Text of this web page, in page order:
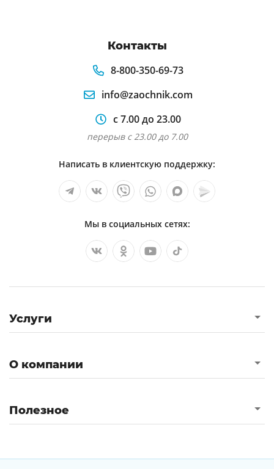
Контакты
8-800-350-69-73
info@zaochnik.com
с 7.00 до 23.00
перерыв с 23.00 до 7.00
Написать в клиентскую поддержку:
Мы в социальных сетях:
Услуги
О компании
Полезное